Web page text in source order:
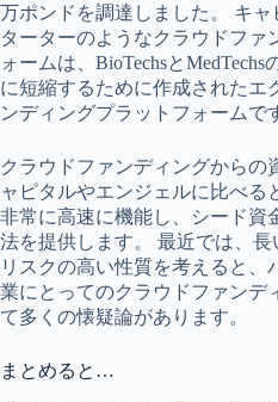
万ポンドを調達しました。 キ
ターターのようなクラウドファ
ォームは、BioTechsと
に短縮するために作成されたエ
ンディングプラットフォームで
クラウドファンディングからの
ャピタルやエンジェルに比べる
非常に高速に機能し、シード資
法を提供します。 最近では、
リスクの高い性質を考えると、
業にとってのクラウドファンデ
て多くの懐疑論があります。
まとめると…